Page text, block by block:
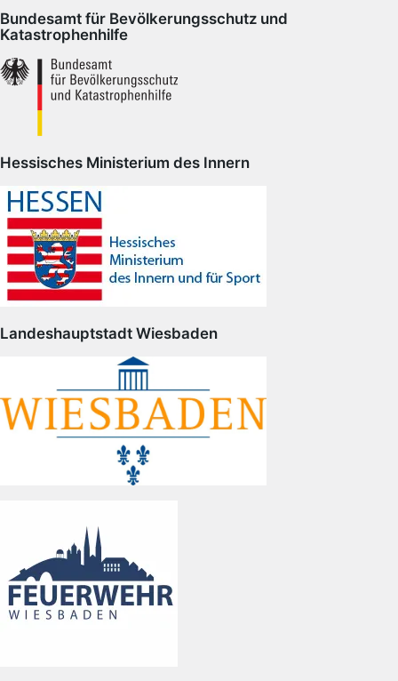
Bundesamt für Bevölkerungsschutz und
Katastrophenhilfe
Hessisches Ministerium des Innern
Landeshauptstadt Wiesbaden